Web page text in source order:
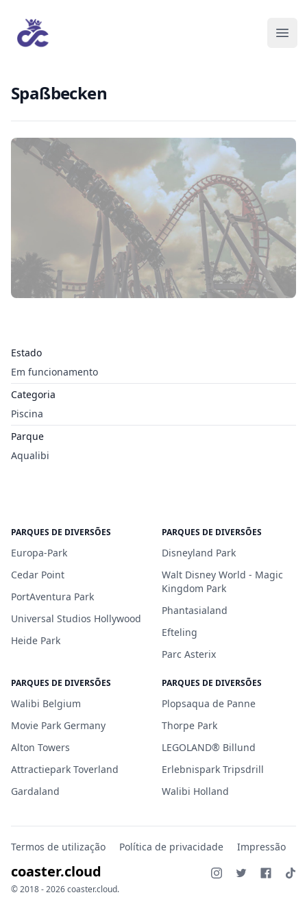
Spaßbecken
Estado
Em funcionamento
Categoria
Piscina
Parque
Aqualibi
PARQUES DE DIVERSÕES
Europa-Park
Cedar Point
PortAventura Park
Universal Studios Hollywood
Heide Park
PARQUES DE DIVERSÕES
Disneyland Park
Walt Disney World - Magic
Kingdom Park
Phantasialand
Efteling
Parc Asterix
PARQUES DE DIVERSÕES
Walibi Belgium
Movie Park Germany
Alton Towers
Attractiepark Toverland
Gardaland
PARQUES DE DIVERSÕES
Plopsaqua de Panne
Thorpe Park
LEGOLAND® Billund
Erlebnispark Tripsdrill
Walibi Holland
Termos de utilização Política de privacidade Impressão
coaster.cloud
© 2018 - 2026 coaster.cloud.